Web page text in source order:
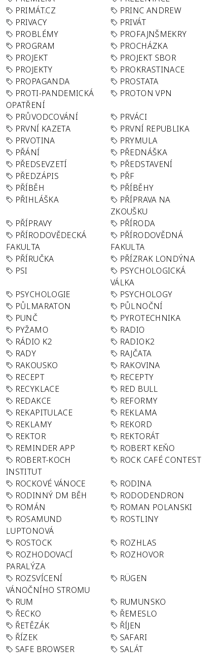
PRIMÁT.CZ
PRINC ANDREW
PRIVACY
PRIVÁT
PROBLÉMY
PROFAJNŠMEKRY
PROGRAM
PROCHÁZKA
PROJEKT
PROJEKT SBOR
PROJEKTY
PROKRASTINACE
PROPAGANDA
PROSTATA
PROTI-PANDEMICKÁ
OPATŘENÍ
PROTON VPN
PRŮVODCOVÁNÍ
PRVÁCI
PRVNÍ KAZETA
PRVNÍ REPUBLIKA
PRVOTINA
PRYMULA
PŘÁNÍ
PŘEDNÁŠKA
PŘEDSEVZETÍ
PŘEDSTAVENÍ
PŘEDZÁPIS
PŘF
PŘÍBĚH
PŘÍBĚHY
PŘIHLÁŠKA
PŘÍPRAVA NA
ZKOUŠKU
PŘÍPRAVY
PŘÍRODA
PŘÍRODOVĚDECKÁ
FAKULTA
PŘÍRODOVĚDNÁ
FAKULTA
PŘÍRUČKA
PŘÍZRAK LONDÝNA
PSI
PSYCHOLOGICKÁ
VÁLKA
PSYCHOLOGIE
PSYCHOLOGY
PŮLMARATON
PŮLNOČNÍ
PUNČ
PYROTECHNIKA
PYŽAMO
RADIO
RÁDIO K2
RADIOK2
RADY
RAJČATA
RAKOUSKO
RAKOVINA
RECEPT
RECEPTY
RECYKLACE
RED BULL
REDAKCE
REFORMY
REKAPITULACE
REKLAMA
REKLAMY
REKORD
REKTOR
REKTORÁT
REMINDER APP
ROBERT KEŇO
ROBERT-KOCH
INSTITUT
ROCK CAFÉ CONTEST
ROCKOVÉ VÁNOCE
RODINA
RODINNÝ DM BĚH
RODODENDRON
ROMÁN
ROMAN POLANSKI
ROSAMUND
LUPTONOVÁ
ROSTLINY
ROSTOCK
ROZHLAS
ROZHODOVACÍ
PARALÝZA
ROZHOVOR
ROZSVÍCENÍ
VÁNOČNÍHO STROMU
RÜGEN
RUM
RUMUNSKO
ŘECKO
ŘEMESLO
ŘETĚZÁK
ŘÍJEN
ŘÍZEK
SAFARI
SAFE BROWSER
SALÁT